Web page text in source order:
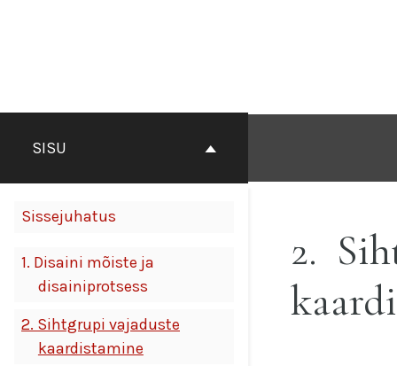
SISU
Sissejuhatus
1. Disaini mõiste ja
disainiprotsess
2. Sihtgrupi vajaduste
kaardistamine
2